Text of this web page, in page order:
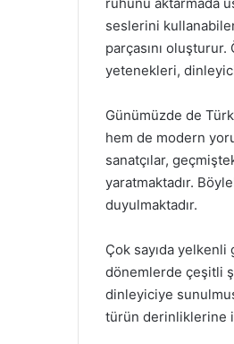
seslerini
parçasını
yetenekleri,
Günümüzde de
hem de modern
sanatçılar,
yaratmaktadır.
duyulmaktadır.
Çok sayıda yelkenli
dönemlerde çeşitli
dinleyiciye
türün derinliklerine